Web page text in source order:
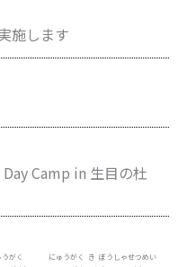
施します
Camp in 生目の杜
うがく にゅうがく き ぼう しゃせつめい